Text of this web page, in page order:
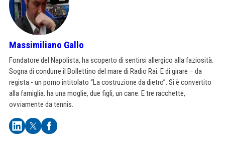
Massimiliano Gallo
Fondatore del Napolista, ha scoperto di sentirsi allergico alla faziosità.
Sogna di condurre il Bollettino del mare di Radio Rai. E di girare – da
regista - un porno intitolato “La costruzione da dietro”. Si è convertito
alla famiglia: ha una moglie, due figli, un cane. E tre racchette,
ovviamente da tennis.